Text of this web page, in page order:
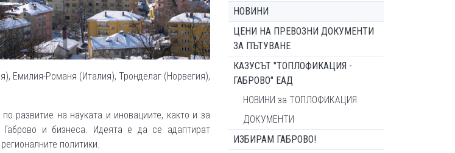
Емилия-Романя (Италия), Тронделаг (Норвегия),
развитие на науката и иновациите, както и за
Габрово и бизнеса. Идеята е да се адаптират
политики.
НОВИНИ
ЦЕНИ НА ПРЕВОЗНИ ДОКУМЕНТИ
ЗА ПЪТУВАНЕ
КАЗУСЪТ "ТОПЛОФИКАЦИЯ -
ГАБРОВО" ЕАД
НОВИНИ за ТОПЛОФИКАЦИЯ
ДОКУМЕНТИ
ИЗБИРАМ ГАБРОВО!